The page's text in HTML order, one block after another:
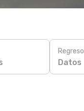
Regreso
Datos